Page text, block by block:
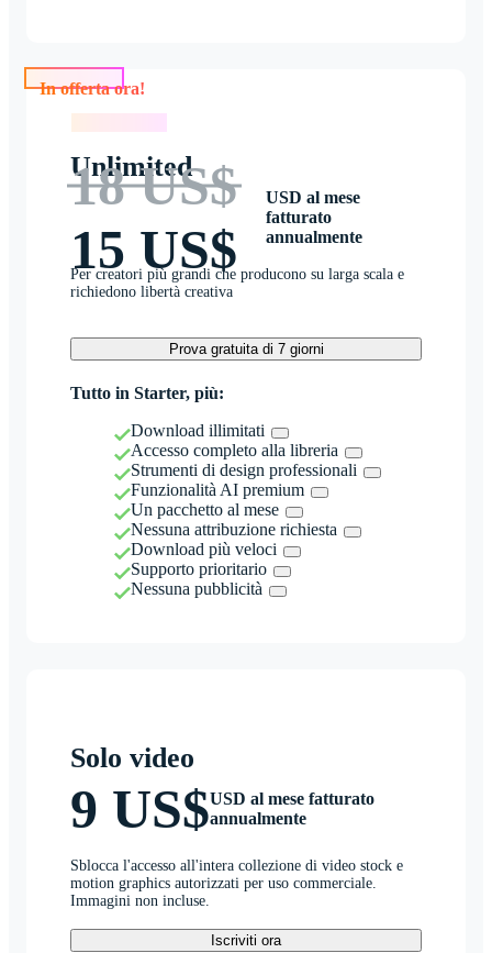
Unlimited
18 US$
15 US$
USD al mese
fatturato
annualmente
Per creatori più grandi che producono su larga scala e
richiedono libertà creativa
Prova gratuita di 7 giorni
Tutto in Starter, più:
Download illimitati
Accesso completo alla libreria
Strumenti di design professionali
Funzionalità AI premium
Un pacchetto al mese
Nessuna attribuzione richiesta
Download più veloci
Supporto prioritario
Nessuna pubblicità
Solo video
9 US$USD al mese fatturato
annualmente
Sblocca l'accesso all'intera collezione di video stock e
motion graphics autorizzati per uso commerciale.
Immagini non incluse.
Iscriviti ora